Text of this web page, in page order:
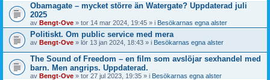
Obamagate – mycket större än Watergate? Uppdaterad juli
2025
av Bengt-Ove » tor 14 mar 2024, 19:45 » i Besökarnas egna alster
Politiskt. Om public service med mera
av Bengt-Ove » lör 13 jan 2024, 18:43 » i Besökarnas egna alster
The Sound of Freedom – en film som avslöjar sexhandel med
barn. Men angrips. Uppdaterad.
av Bengt-Ove » tor 27 jul 2023, 19:35 » i Besökarnas egna alster